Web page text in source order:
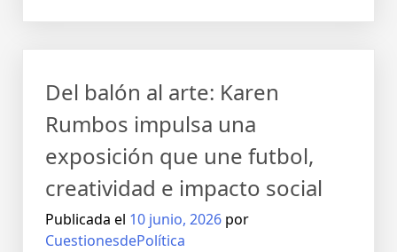
Del balón al arte: Karen
Rumbos impulsa una
exposición que une futbol,
creatividad e impacto social
Publicada el 10 junio, 2026 por
CuestionesdePolítica